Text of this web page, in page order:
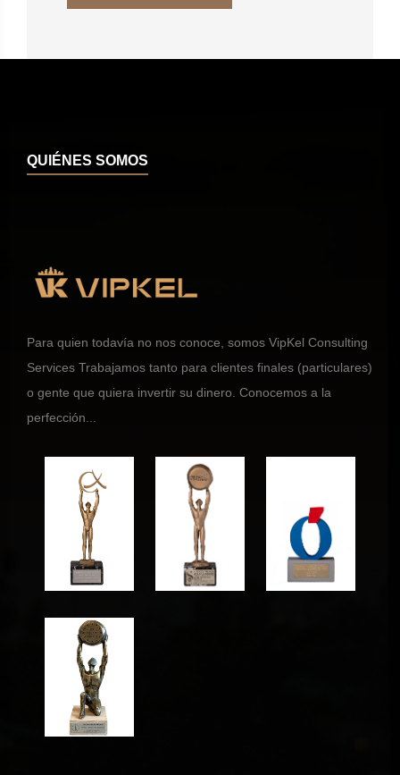
QUIÉNES SOMOS
Para quien todavía no nos conoce, somos VipKel Consulting
Services Trabajamos tanto para clientes finales (particulares)
o gente que quiera invertir su dinero. Conocemos a la
perfección...